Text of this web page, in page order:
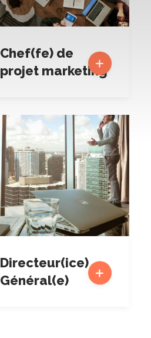
Chef(fe) de
projet marketing
Directeur(ice)
Général(e)